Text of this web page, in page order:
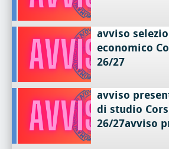
avviso
economico
26/27
avviso
di studio
26/27avviso